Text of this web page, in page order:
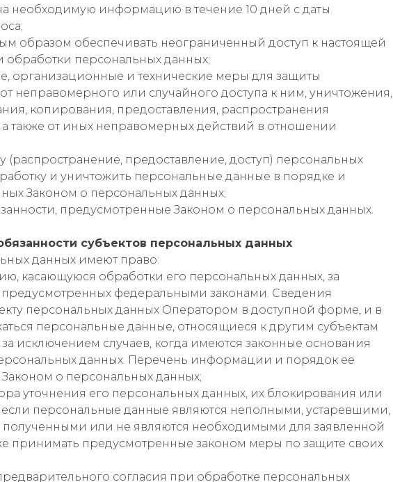
необходимую информацию в течение 10 дней с даты
образом обеспечивать неограниченный доступ к настоящей
персональных данных;
организационные и технические меры для защиты
неправомерного или случайного доступа к ним, уничтожения,
копирования, предоставления, распространения
также от иных неправомерных действий в отношении
(распространение, предоставление, доступ) персональных
и уничтожить персональные данные в порядке и
Законом о персональных данных;
предусмотренные Законом о персональных данных.
субъектов персональных данных
данных имеют право:
касающуюся обработки его персональных данных, за
предусмотренных федеральными законами. Сведения
персональных данных Оператором в доступной форме, и в
персональные данные, относящиеся к другим субъектам
исключением случаев, когда имеются законные основания
данных. Перечень информации и порядок ее
о персональных данных;
уточнения его персональных данных, их блокирования или
если персональные данные являются неполными, устаревшими,
полученными или не являются необходимыми для заявленной
принимать предусмотренные законом меры по защите своих
согласия при обработке персональных